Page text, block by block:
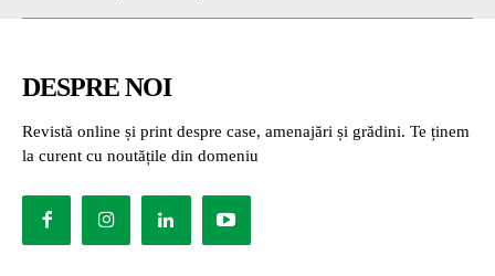
DESPRE NOI
Revistă online și print despre case, amenajări și grădini. Te ținem
la curent cu noutățile din domeniu